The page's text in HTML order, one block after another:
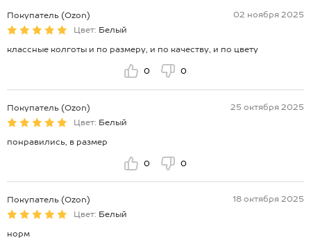
Покупатель (Ozon)
02 ноября 2025
Цвет: Белый
классные колготы и по размеру, и по качеству, и по цвету
0 0
Покупатель (Ozon)
25 октября 2025
Цвет: Белый
понравились, в размер
0 0
Покупатель (Ozon)
18 октября 2025
Цвет: Белый
норм